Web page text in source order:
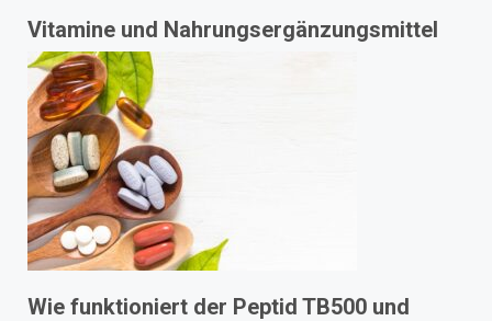
Vitamine und Nahrungsergänzungsmittel
Wie funktioniert der Peptid TB500 und